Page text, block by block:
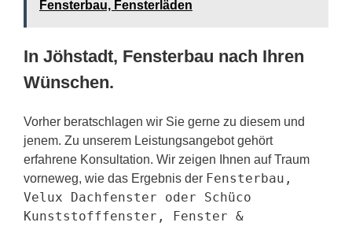
Fensterbau, Fensterläden
In Jöhstadt, Fensterbau nach Ihren
Wünschen.
Vorher beratschlagen wir Sie gerne zu diesem und
jenem. Zu unserem Leistungsangebot gehört
erfahrene Konsultation. Wir zeigen Ihnen auf Traum
vorneweg, wie das Ergebnis der Fensterbau,
Velux Dachfenster oder Schüco
Kunststofffenster, Fenster &